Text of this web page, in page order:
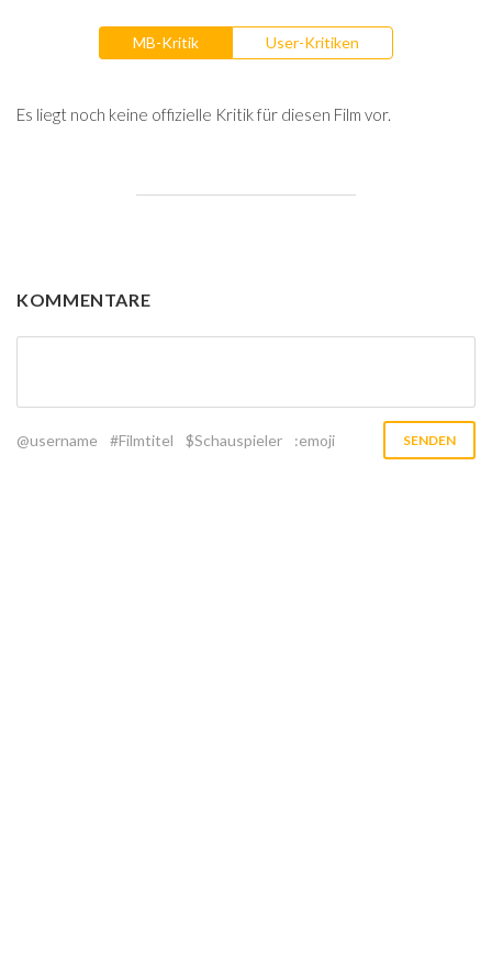
MB-Kritik User-Kritiken
Es liegt noch keine offizielle Kritik für diesen Film vor.
KOMMENTARE
@username #Filmtitel $Schauspieler :emoji